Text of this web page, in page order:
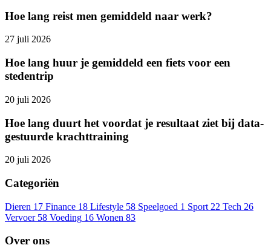
Hoe lang reist men gemiddeld naar werk?
27 juli 2026
Hoe lang huur je gemiddeld een fiets voor een
stedentrip
20 juli 2026
Hoe lang duurt het voordat je resultaat ziet bij data-
gestuurde krachttraining
20 juli 2026
Categoriën
Dieren 17 Finance 18 Lifestyle 58 Speelgoed 1 Sport 22 Tech 26
Vervoer 58 Voeding 16 Wonen 83
Over ons